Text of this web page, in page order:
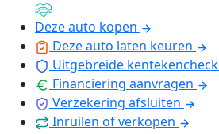
Deze auto kopen
Deze auto laten keuren
Uitgebreide kentekencheck
Financiering aanvragen
Verzekering afsluiten
Inruilen of verkopen